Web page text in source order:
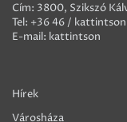
Cím: 3800, Szikszó
Tel: +36 46 / kattintson
E-mail: kattintson
Hírek
Városháza